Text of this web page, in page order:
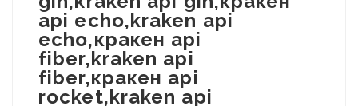
api echo,kraken api
echo,кракен api
fiber,kraken api
fiber,кракен api
rocket,kraken api